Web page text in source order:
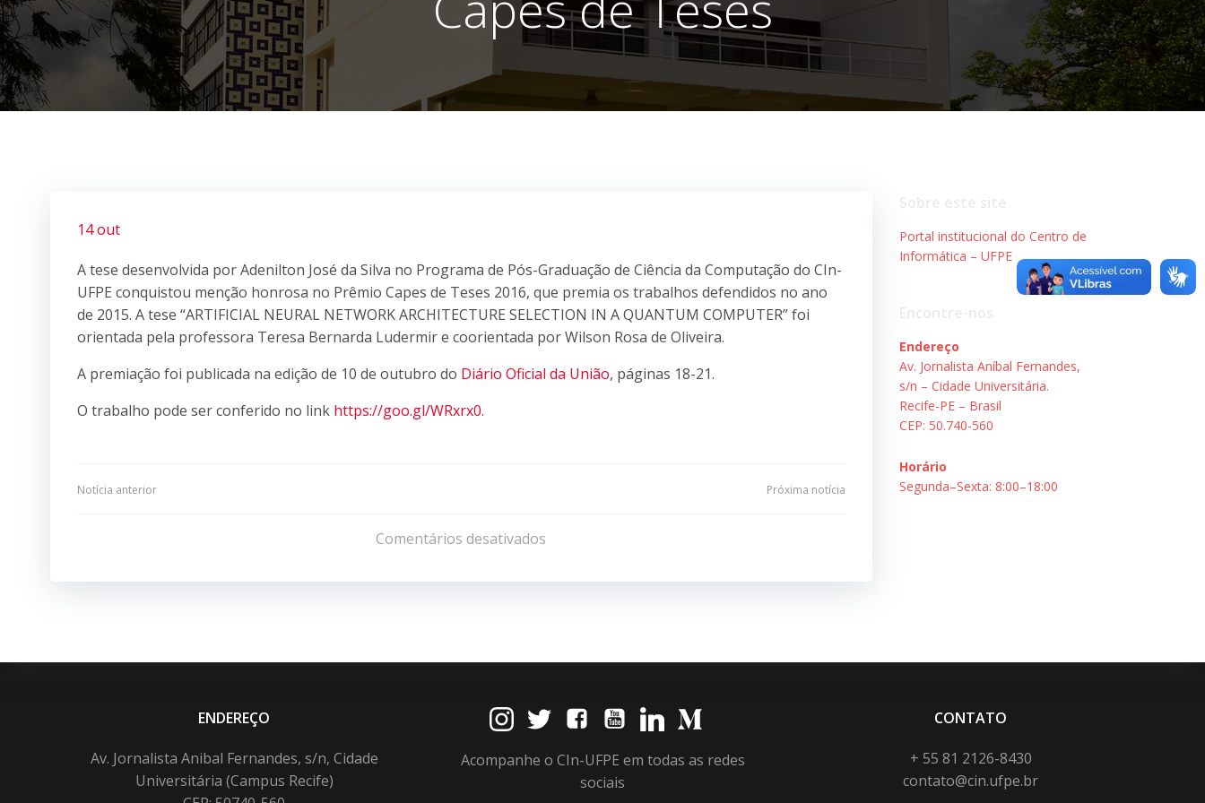
14 out
A tese desenvolvida por Adenilton José da Silva no Programa de Pós-Graduação de Ciência da Computação do CIn-
UFPE conquistou menção honrosa no Prêmio Capes de Teses 2016, que premia os trabalhos defendidos no ano
de 2015. A tese “ARTIFICIAL NEURAL NETWORK ARCHITECTURE SELECTION IN A QUANTUM COMPUTER” foi
orientada pela professora Teresa Bernarda Ludermir e coorientada por Wilson Rosa de Oliveira.
A premiação foi publicada na edição de 10 de outubro do Diário Oficial da União, páginas 18-21.
O trabalho pode ser conferido no link https://goo.gl/WRxrx0.
Navegação
Post
Notícia anterior
de
Post
Próxima notícia
Comentários desativados
Portal institucional do Centro de
Informática – UFPE
Endereço
Av. Jornalista Aníbal Fernandes,
s/n – Cidade Universitária.
Recife-PE – Brasil
CEP: 50.740-560
Horário
Segunda–Sexta: 8:00–18:00
ENDEREÇO
Av. Jornalista Anibal Fernandes, s/n, Cidade
Universitária (Campus Recife)
Acompanhe o CIn-UFPE em todas as redes
sociais
CONTATO
+ 55 81 2126-8430
contato@cin.ufpe.br